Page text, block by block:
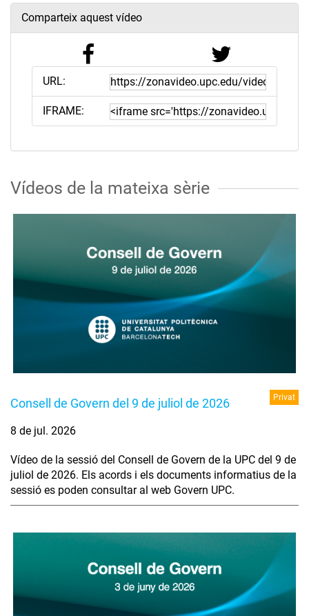
Comparteix aquest vídeo
URL:
IFRAME:
Vídeos de la mateixa sèrie
Consell de Govern del 9 de juliol de 2026 Privat
8 de jul. 2026
Vídeo de la sessió del Consell de Govern de la UPC del 9 de
juliol de 2026. Els acords i els documents informatius de la
sessió es poden consultar al web Govern UPC.